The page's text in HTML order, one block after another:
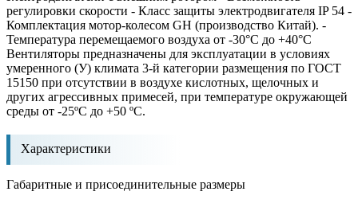
регулировки скорости - Класс защиты электродвигателя IP 54 -
Комплектация мотор-колесом GH (производство Китай). -
Температура перемещаемого воздуха от -30°С до +40°С
Вентиляторы предназначены для эксплуатации в условиях
умеренного (У) климата 3-й категории размещения по ГОСТ
15150 при отсутствии в воздухе кислотных, щелочных и
других агрессивных примесей, при температуре окружающей
среды от -25ºС до +50 ºС.
Характеристики
Габаритные и присоединительные размеры